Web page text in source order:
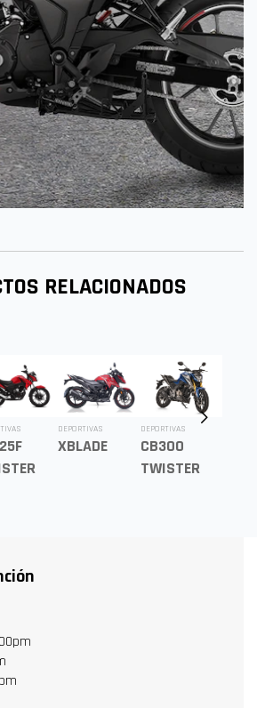
RELACIONADOS
DEPORTIVAS
XBLADE
DEPORTIVAS
CB300
TWISTER